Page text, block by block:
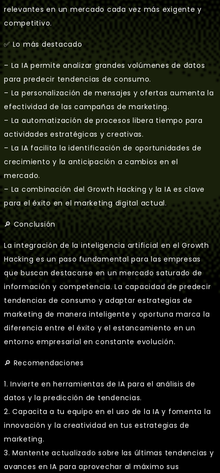
relevantes en un mercado cada vez más exigente y
competitivo.
✅ Lo más destacado
– La IA permite analizar grandes volúmenes de datos
para predecir tendencias de consumo.
– La personalización de mensajes y ofertas aumenta la
efectividad de las campañas de marketing.
– La automatización de procesos libera tiempo para
actividades estratégicas y creativas.
– La IA facilita la identificación de oportunidades de
crecimiento y la anticipación a cambios en el
mercado.
– La combinación del Growth Hacking y la IA es clave
para el éxito en el marketing digital actual.
🔎 Conclusión
La integración de la inteligencia artificial en el Growth
Hacking es un paso fundamental para las empresas
que buscan destacarse en un mercado saturado de
información y competencia. La capacidad de predecir
tendencias de consumo y adaptar estrategias de
marketing de manera inteligente y oportuna marca la
diferencia entre el éxito y el estancamiento en un
entorno empresarial en constante evolución.
🔎 Recomendaciones
1. Invierte en herramientas de IA para el análisis de
datos y la predicción de tendencias.
2. Capacita a tu equipo en el uso de la IA y fomenta la
innovación y la creatividad en tus estrategias de
marketing.
3. Mantente actualizado sobre las últimas tendencias y
avances en IA para aprovechar al máximo sus